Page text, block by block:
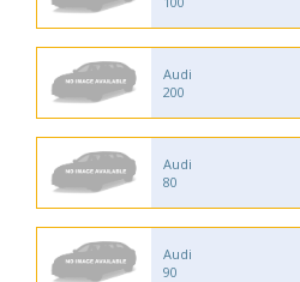
Audi
200
Audi
80
Audi
90